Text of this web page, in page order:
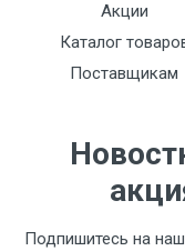
Акции
Каталог
Поставщикам
Подпишитесь на